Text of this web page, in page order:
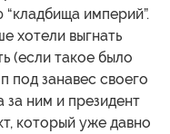
империй”.
хотели выгнать
(если такое было
под занавес своего
за ним и президент
который уже давно